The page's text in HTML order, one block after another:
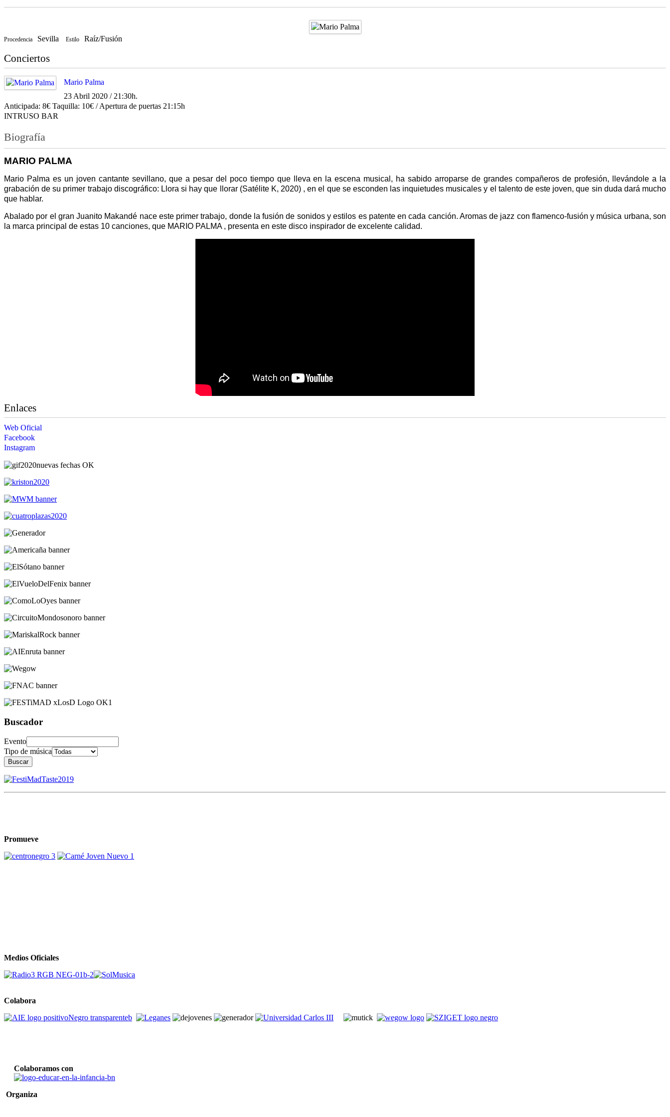
Procedencia Sevilla Estilo Raíz/Fusión
Conciertos
Mario Palma
23 Abril 2020 / 21:30h.
Anticipada: 8€ Taquilla: 10€ / Apertura de puertas 21:15h
INTRUSO BAR
Biografía
MARIO PALMA
Mario Palma es un joven cantante sevillano, que a pesar del poco tiempo que lleva en la escena musical, ha sabido arroparse de grandes compañeros de profesión, llevándole a la
grabación de su primer trabajo discográfico: Llora si hay que llorar (Satélite K, 2020) , en el que se esconden las inquietudes musicales y el talento de este joven, que sin duda dará mucho
que hablar.
Abalado por el gran Juanito Makandé nace este primer trabajo, donde la fusión de sonidos y estilos es patente en cada canción. Aromas de jazz con flamenco-fusión y música urbana, son
la marca principal de estas 10 canciones, que MARIO PALMA , presenta en este disco inspirador de excelente calidad.
Enlaces
Web Oficial
Facebook
Instagram
Buscador
Evento
Tipo de música
Buscar
Promueve
Medios Oficiales
Colabora
Colaboramos con
Organiza